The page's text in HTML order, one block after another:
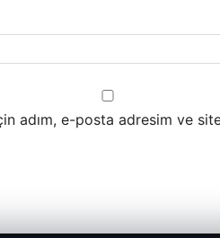
adım, e-posta adresim ve